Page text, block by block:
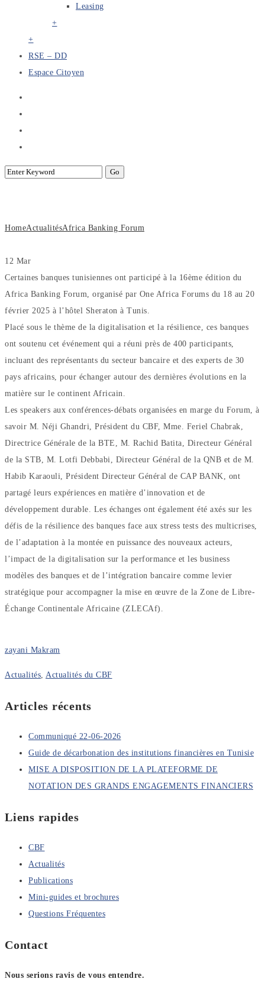
Leasing
+
+
RSE – DD
Espace Citoyen
HomeActualitésAfrica Banking Forum
12 Mar
Certaines banques tunisiennes ont participé à la 16ème édition du
Africa Banking Forum, organisé par One Africa Forums du 18 au 20
février 2025 à l’hôtel Sheraton à Tunis.
Placé sous le thème de la digitalisation et la résilience, ces banques
ont soutenu cet événement qui a réuni près de 400 participants,
incluant des représentants du secteur bancaire et des experts de 30
pays africains, pour échanger autour des dernières évolutions en la
matière sur le continent Africain.
Les speakers aux conférences-débats organisées en marge du Forum, à
savoir M. Néji Ghandri, Président du CBF, Mme. Feriel Chabrak,
Directrice Générale de la BTE, M. Rachid Batita, Directeur Général
de la STB, M. Lotfi Debbabi, Directeur Général de la QNB et de M.
Habib Karaouli, Président Directeur Général de CAP BANK, ont
partagé leurs expériences en matière d’innovation et de
développement durable. Les échanges ont également été axés sur les
défis de la résilience des banques face aux stress tests des multicrises,
de l’adaptation à la montée en puissance des nouveaux acteurs,
l’impact de la digitalisation sur la performance et les business
modèles des banques et de l’intégration bancaire comme levier
stratégique pour accompagner la mise en œuvre de la Zone de Libre-
Échange Continentale Africaine (ZLECAf).
zayani Makram
Actualités Actualités du CBF
Articles récents
Communiqué 22-06-2026
Guide de décarbonation des institutions financières en Tunisie
MISE A DISPOSITION DE LA PLATEFORME DE
NOTATION DES GRANDS ENGAGEMENTS FINANCIERS
Liens rapides
CBF
Actualités
Publications
Mini-guides et brochures
Questions Fréquentes
Contact
Nous serions ravis de vous entendre.